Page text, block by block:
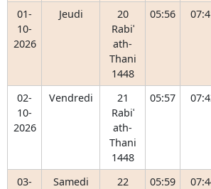
01-
10-
2026
Jeudi
20
Rabiʿ
ath-
Thani
1448
05:56
02-
10-
2026
Vendredi
21
Rabiʿ
ath-
Thani
1448
05:57
03-
Samedi
22
05:59